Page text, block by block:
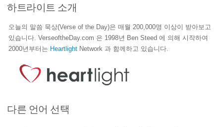
하트라이트 소개
오늘의 말씀 묵상(Verse of the Day)은 매월 200,000명 이상이 받아보고
있습니다. VerseoftheDay.com 은 1998년 Ben Steed 에 의해 시작하여
2000년부터는 Heartlight Network 과 함께하고 있습니다.
다른 언어 선택